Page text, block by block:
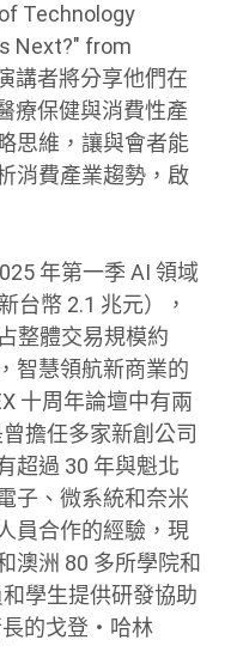
Technology
Next?" from
講者將分享他們在
療保健與消費性產
思維，讓與會者能
消費產業趨勢，啟
年第一季 AI 領域
台幣 2.1 兆元），
整體交易規模約
智慧領航新商業的
十周年論壇中有兩
擔任多家新創公司
超過 30 年與魁北
子、微系統和奈米
員合作的經驗，現
澳洲 80 多所學院和
學生提供研發協助
的戈登・哈林